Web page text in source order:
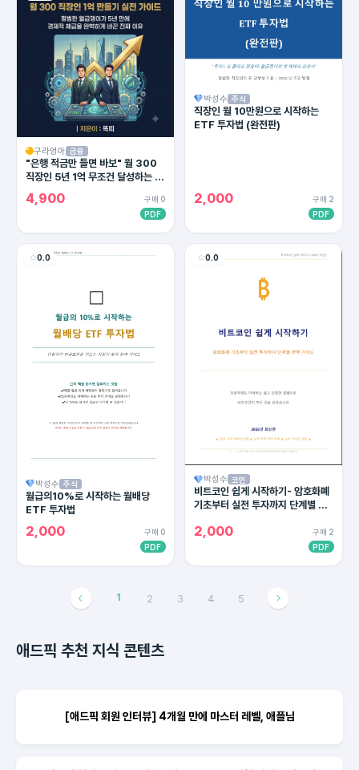
구라엉아 금융
"은행 적금만 들면 바보" 월 300
직장인 5년 1억 무조건 달성하는 4
대 통장 세팅법 (2026 최신판)
4,900
구매 0
PDF
박성수 주식
직장인 월 10만원으로 시작하는
ETF 투자법 (완전판)
2,000
구매 2
PDF
0.0
박성수 주식
월급의10%로 시작하는 월배당
ETF 투자법
2,000
구매 0
PDF
0.0
박성수 코인
비트코인 쉽게 시작하기- 암호화폐
기초부터 실전 투자까지 단계별 완
2,000
구매 2
PDF
1 2 3 4 5
애드픽 추천 지식 콘텐츠
[애드픽 회원 인터뷰] 4개월 만에 마스터 레벨, 애플님